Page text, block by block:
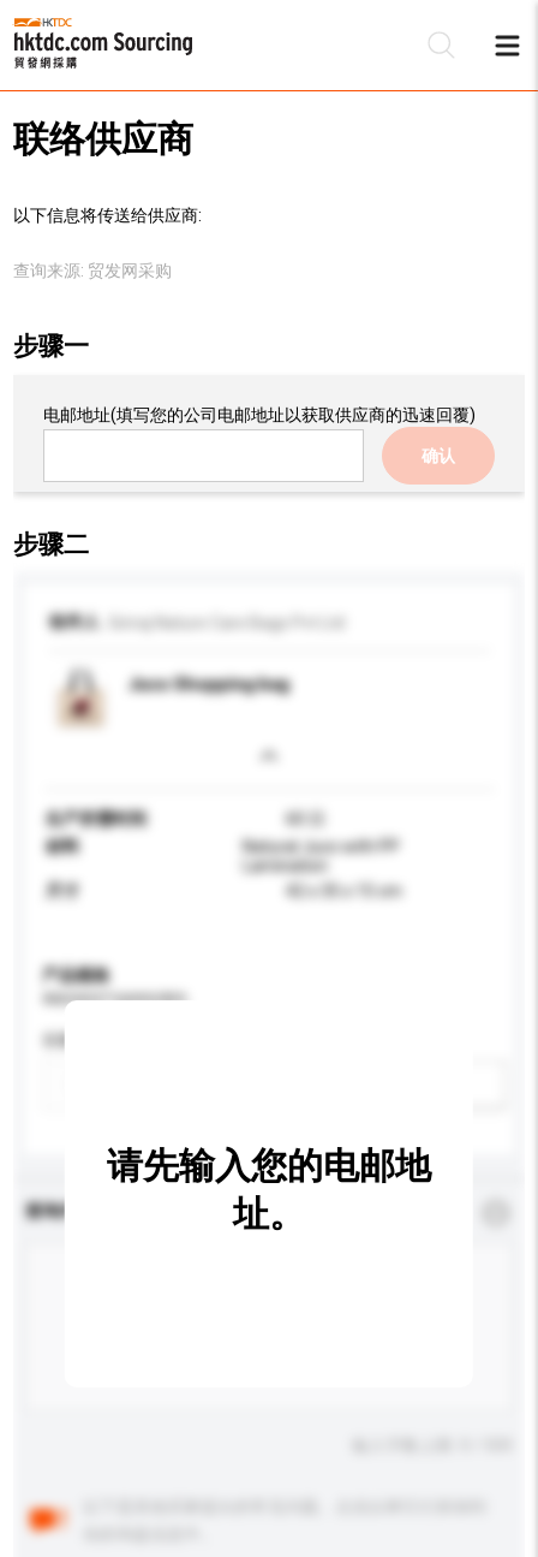
联络供应商
以下信息将传送给供应商:
查询来源: 贸发网采购
步骤一
电邮地址(填写您的公司电邮地址以获取供应商的迅速回覆)
确认
步骤二
收件人
Juco Shopping bag
生产所需时间
60 日
材料
Natural Juco with PP
Lamination
42 x 35 x 15 cm
产品规格
请提供您对产品的特定要求。
查询内容
请先输入您的电邮地
址。